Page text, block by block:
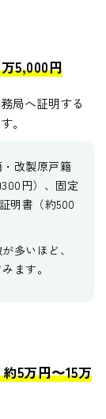
5,000円
局へ証明する
。
・改製原戸籍
円）、固定
明書（約500
多いほど、
ます。
5万円〜15万